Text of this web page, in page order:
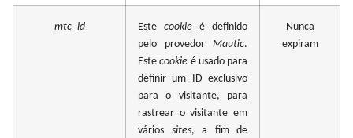
mtc_id Este cookie é definido
pelo provedor Mautic.
Estecookie é usado para
definir um ID exclusivo
para o visitante, para
rastrear o visitante em
vários sites, a fim de
Nunca
expiram